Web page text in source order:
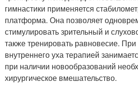
гимнастики применяется
платформа. Она позволяет
стимулировать зрительный и
также тренировать равновесие. При
внутреннего уха терапией
при наличии новообразований
хирургическое вмешательство.